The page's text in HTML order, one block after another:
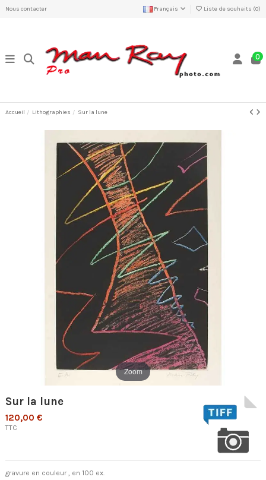
Nous contacter Français Liste de souhaits (0)
0
Accueil Lithographies Sur la lune
Zoom
Sur la lune
120,00 €
TTC
gravure en couleur , en 100 ex.